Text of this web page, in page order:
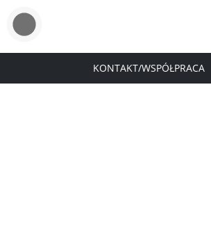
KONTAKT/WSPÓŁPRACA